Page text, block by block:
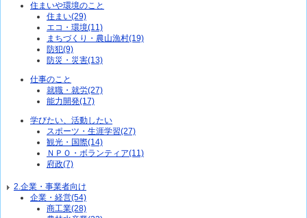
住まいや環境のこと
住まい(29)
エコ・環境(11)
まちづくり・農山漁村(19)
防犯(9)
防災・災害(13)
仕事のこと
就職・就労(27)
能力開発(17)
学びたい、活動したい
スポーツ・生涯学習(27)
観光・国際(14)
ＮＰＯ・ボランティア(11)
府政(7)
2.企業・事業者向け
企業・経営(54)
商工業(28)